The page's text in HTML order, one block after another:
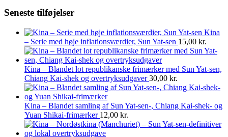
Seneste tilføjelser
Kina
– Serie med høje inflationsværdier, Sun Yat-sen 15,00 kr.
Kina – Blandet lot republikanske frimærker med Sun Yat-sen,
Chiang Kai-shek og overtryksudgaver 30,00 kr.
Kina – Blandet samling af Sun Yat-sen-, Chiang Kai-shek- og
Yuan Shikai-frimærker 12,00 kr.